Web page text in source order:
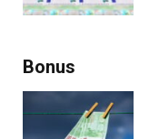
Bonus